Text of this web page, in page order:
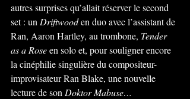
autres surprises qu’allait réserver le second
set : un Driftwood en duo avec l’assistant de
Ran, Aaron Hartley, au trombone, Tender
as a Rose en solo et, pour souligner encore
la cinéphilie singulière du compositeur-
improvisateur Ran Blake, une nouvelle
lecture de son Doktor Mabuse…